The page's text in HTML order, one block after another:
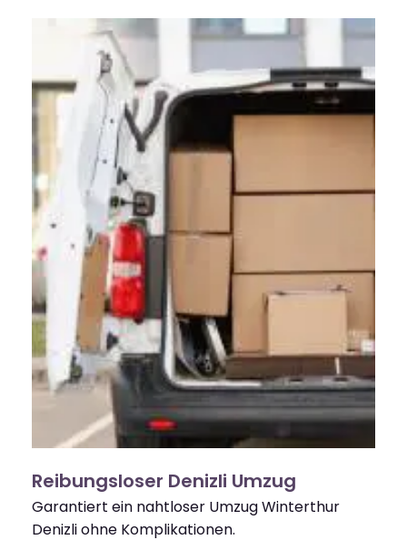
Reibungsloser Denizli Umzug
Garantiert ein nahtloser Umzug Winterthur
Denizli ohne Komplikationen.